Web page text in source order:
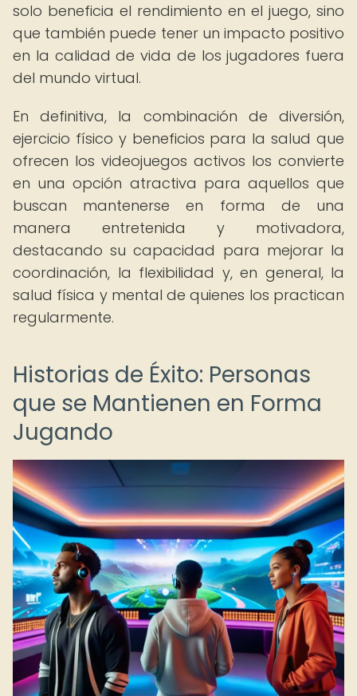
solo beneficia el rendimiento en el juego, sino
que también puede tener un impacto positivo
en la calidad de vida de los jugadores fuera
del mundo virtual.
En definitiva, la combinación de diversión,
ejercicio físico y beneficios para la salud que
ofrecen los videojuegos activos los convierte
en una opción atractiva para aquellos que
buscan mantenerse en forma de una
manera entretenida y motivadora,
destacando su capacidad para mejorar la
coordinación, la flexibilidad y, en general, la
salud física y mental de quienes los practican
regularmente.
Historias de Éxito: Personas
que se Mantienen en Forma
Jugando